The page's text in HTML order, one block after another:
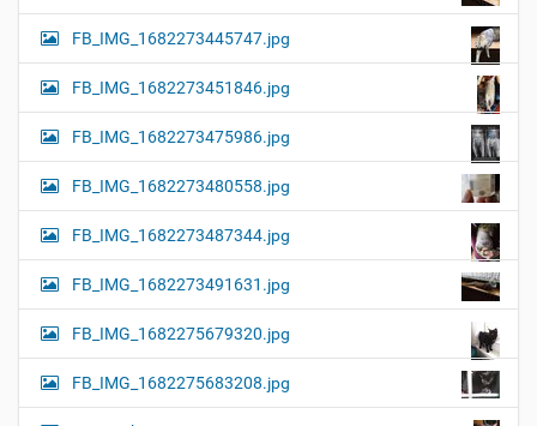
FB_IMG_1682273445747.jpg
FB_IMG_1682273451846.jpg
FB_IMG_1682273475986.jpg
FB_IMG_1682273480558.jpg
FB_IMG_1682273487344.jpg
FB_IMG_1682273491631.jpg
FB_IMG_1682275679320.jpg
FB_IMG_1682275683208.jpg